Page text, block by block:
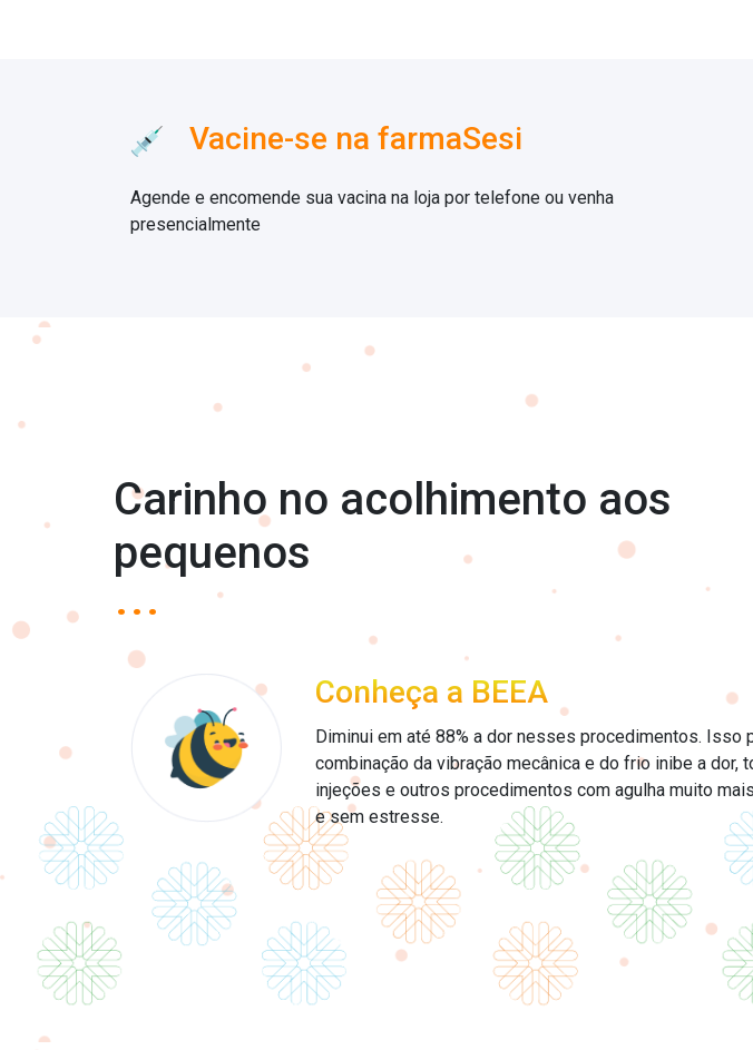
Vacine-se na farmaSesi
Agende e encomende sua vacina na loja por telefone ou venha
presencialmente
Carinho no acolhimento aos
pequenos
...
Conheça a BEEA
Diminui em até 88% a dor nesses procedimentos. Isso
combinação da vibração mecânica e do frio inibe a dor,
injeções e outros procedimentos com agulha muito
e sem estresse.